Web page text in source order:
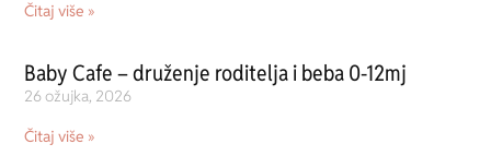
Čitaj više »
Baby Cafe – druženje roditelja i beba 0-12mj
26 ožujka, 2026
Čitaj više »